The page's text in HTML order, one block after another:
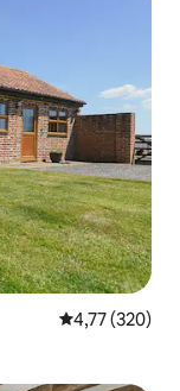
4,77 av 5 i
4,77 (320)